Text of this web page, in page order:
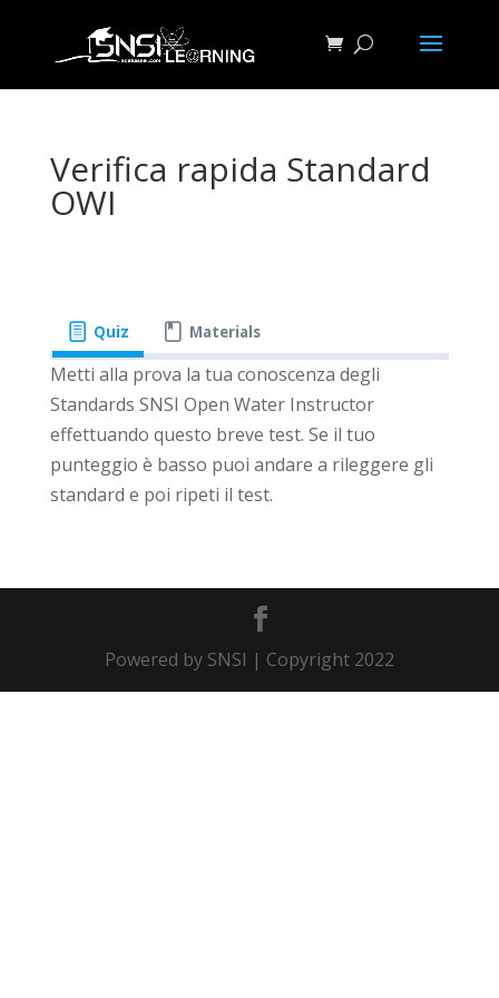
Verifica rapida Standard
OWI
Quiz Materials
Metti alla prova la tua conoscenza degli
Standards SNSI Open Water Instructor
effettuando questo breve test. Se il tuo
punteggio è basso puoi andare a rileggere gli
standard e poi ripeti il test.
Powered by SNSI | Copyright 2022